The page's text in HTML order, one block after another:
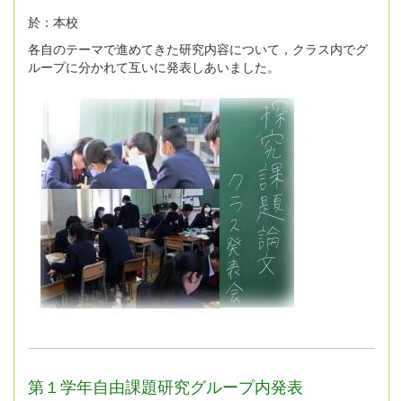
於：本校
各自のテーマで進めてきた研究内容について，クラス内でグ
ループに分かれて互いに発表しあいました。
第１学年自由課題研究グループ内発表